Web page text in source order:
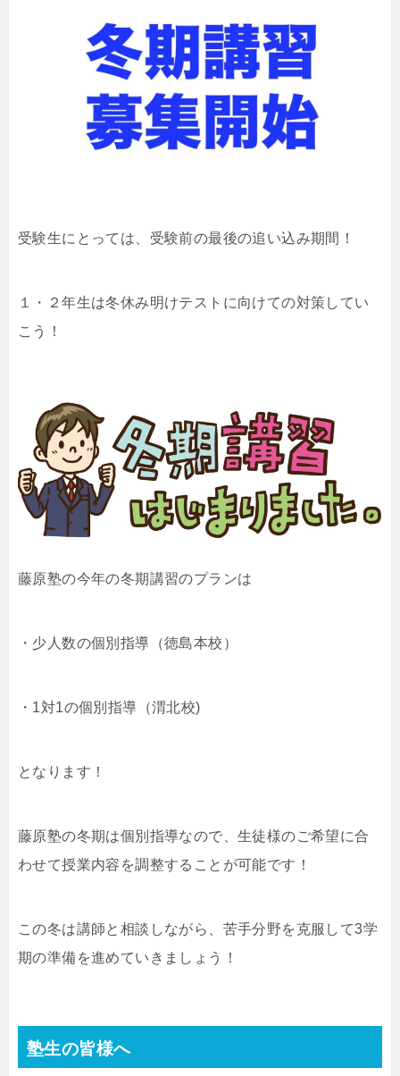
受験生にとっては、受験前の最後の追い込み期間！
１・２年生は冬休み明けテストに向けての対策してい
こう！
藤原塾の今年の冬期講習のプランは
・少人数の個別指導（徳島本校）
・1対1の個別指導（渭北校)
となります！
藤原塾の冬期は個別指導なので、生徒様のご希望に合
わせて授業内容を調整することが可能です！
この冬は講師と相談しながら、苦手分野を克服して3学
期の準備を進めていきましょう！
塾生の皆様へ